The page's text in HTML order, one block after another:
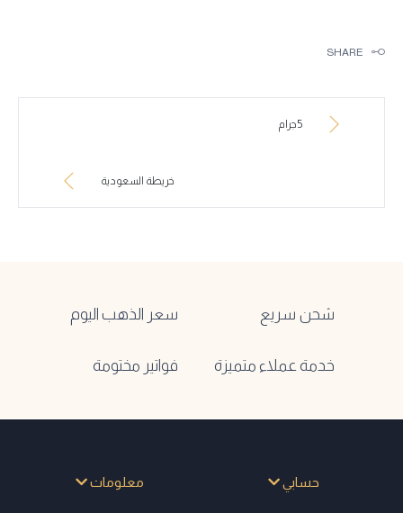
SHARE
5جرام
خريطة السعودية
شحن سريع سعر الذهب اليوم
خدمة عملاء متميزة فواتير مختومة
حسابي معلومات